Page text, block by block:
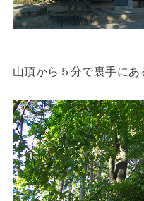
山頂から５分で裏手にあ